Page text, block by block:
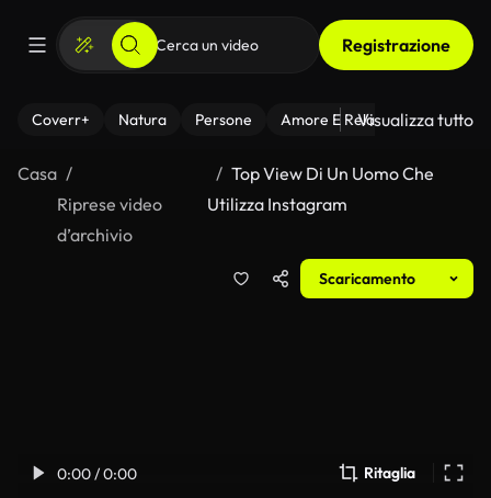
Registrazione
Coverr+ Natura Persone Amore E Relazioni Il
Visualizza tutto
Casa
Riprese video
d’archivio
Top View Di Un Uomo Che
Utilizza Instagram
Scaricamento
0:00 / 0:00 Ritaglia